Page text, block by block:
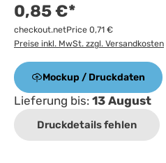
0,85 €*
checkout.netPrice 0,71 €
Preise inkl. MwSt. zzgl. Versandkosten
Mockup / Druckdaten
Lieferung bis: 13 August
Druckdetails fehlen